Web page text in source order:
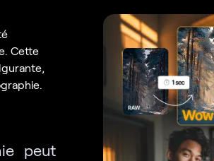
Cette
peut